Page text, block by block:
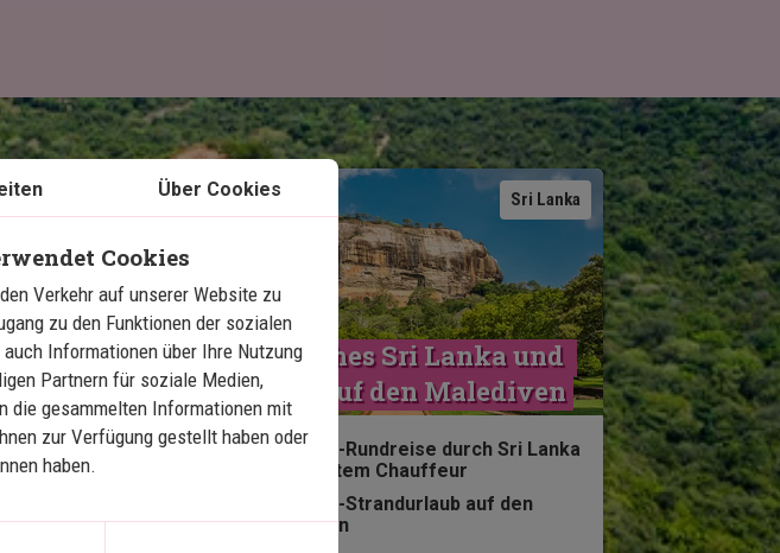
Lanka mit
Sri Lanka
Karte ansehen
Magisches Sri Lanka und
Luxus auf den Malediven
8-Nächte-Rundreise durch Sri Lanka
mit privatem Chauffeur
5-Nächte-Strandurlaub auf den
Malediven
Über Cookies
Cookies
Verkehr auf unserer Website zu
zu den Funktionen der sozialen
Informationen über Ihre Nutzung
Partnern für soziale Medien,
die gesammelten Informationen mit
zur Verfügung gestellt haben oder
haben.